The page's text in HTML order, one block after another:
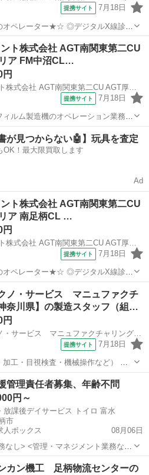
提携サイト 7月18日
ペレーター★☆ ◎デジタルX線診断
ド・アルミ個包装
備操作、メンテナンス、品質検査、
ト株式会社 AGT南関東第二CU
ア FM中沼CL…
円
UTエージェント株式会社 AGT南関東第二CU AGT厚木エリア FM中沼CL 《Jdmk1C》
提携サイト 7月18日
ルム製造機のオペレーション業務～
ルームでの作業
が見つからない🤖】玩具を査定
OK！最大限買取します
Ad
ト株式会社 AGT南関東第二CU
ア 南足柄CL …
円
UTエージェント株式会社 AGT南関東第二CU AGT厚木エリア 南足柄CL 《Jcyi1C》
提携サイト 7月18日
ペレーター★☆ ◎デジタルX線診断
ド・アルミ個包装
備操作、メンテナンス、品質検査、
ノ・サービス マニュファクチ
奈川県】の製造スタッフ（組…
円
株式会社テクノ・サービス マニュファクチャリング【神奈川県】
提携サイト 7月18日
工・目視検査・機械操作など） 具
か目視チェック 部品を機械にセット
管理責任者募集、年齢不問
円～
放課後デイサービス トイロ 富水
市
人ボックス
08月06日
なし> <管理・マネジメント業務なし
画作成、管理 ・モニタリング ・療
児童支援 ・送迎添乗業務(学校・施
カン機工 足柄物流センターの